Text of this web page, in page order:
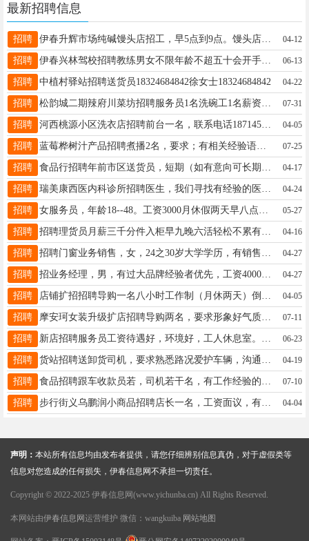
最新招聘信息
招聘 伊春升辉市场纯碱馒头店招工，早5点到9点。馒头店出兑。接手即可营业，非诚勿扰。姜15754586500 04-12
招聘 伊春兴林驾校招聘教练男女不限年龄不超五十会开手动挡车驾龄五年以上态度好语言表达能力强13766757520李先生13766757520 06-13
招聘 中植村驿站招聘送货员18324684842徐女士18324684842 04-22
招聘 07-31
招聘 河西桃源小区洗衣店招聘前台一名，联系电话18714581906段女士18714581906 04-05
招聘 蓝莓桦树汁产品招聘煮播2名，要求；有相关经验语言能力强敬业形象好底薪4000+销售提点经理15326501718 07-25
招聘 04-17
招聘 04-24
招聘 05-27
招聘 招聘理货员月薪三千分件入柜早九晚六活轻松不累有需要的联系我张18445845306 04-16
招聘 04-27
招聘 招业务经理，男，有过大品牌经验者优先，工资4000以上，面议，要求会开车有开拓精神，有谈判能力徐女士13846638855 04-27
招聘 04-05
招聘 摩安珂女装升级扩店招聘导购两名，要求形象好气质佳有经验优先，年龄20-40岁，上下午倒班工作轻松不累李19604580990 07-11
招聘 06-23
招聘 04-19
招聘 07-10
招聘 步行街义乌鹏润小商品招聘店长一名，工资面议，有管理经验优先。导购数名。收银2名。待遇优厚。李18645852207 04-04
声明： 本站所有信息均由发布者提供，请您仔细辨别信息真伪，对于虚假类等
信息对您造成的任何损失，伊春信息网不承担一切责任。
Copyright © 2022-2025 伊春信息网(www.yichunba.cn) All Rights Reserved.
本网站由伊春信息网 运营维护 微信：wangkuiba 网站地图